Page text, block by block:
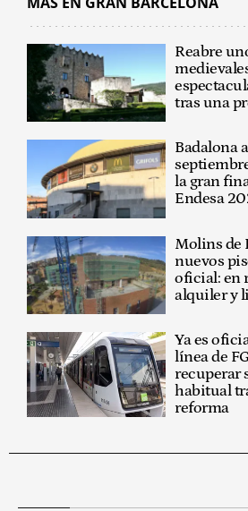
Reabre
tras una
Badalona
la gran
Endesa
Molins de
nuevos
oficial: en
alquiler y
Ya es
línea de
recuperar
habitual
reforma